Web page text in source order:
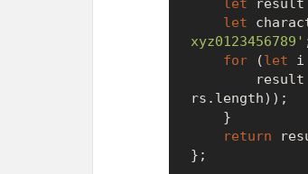
let result
let
xyz0123456789'
for (let i
rs. length));
return